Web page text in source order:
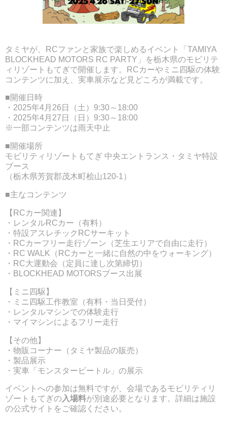
タミヤが、RCファンと家族で楽しめるイベント「TAMIYA
BLOCKHEAD MOTORS RC PARTY」を栃木県のモビリテ
ィリゾートもてぎで開催します。RCカーやミニ四駆の体験
コンテンツに加え、実車展示など見どころが満載です。
■開催日時
・2025年4月26日（土）9:30～18:00
・2025年4月27日（日）9:30～18:00
※一部コンテンツは雨天中止
■開催場所
モビリティリゾートもてぎ 中央エントランス・タミヤ特設
ブース
（栃木県芳賀郡茂木町桧山120-1）
■主なコンテンツ
【RCカー関連】
・レンタルRCカー（有料）
・特設アスレチックRCサーキット
・RCカーフリー走行ゾーン（芝生エリアで自由に走行）
・RC WALK（RCカーと一緒に自然の中をウォーキング）
・RC大運動会（定員に達し次第締切）
・BLOCKHEAD MOTORSブース出展
【ミニ四駆】
・ミニ四駆工作教室（有料・当日受付）
・レンタルマシンでの体験走行
・マイマシンによるフリー走行
【その他】
・物販コーナー（タミヤ製品の販売）
・製品展示
・実車「モンスタービートル」の展示
イベントへの参加は無料ですが、会場であるモビリティリ
ゾートもてぎの入場料が別途必要となります。詳細は施設
の公式サイトをご確認ください。